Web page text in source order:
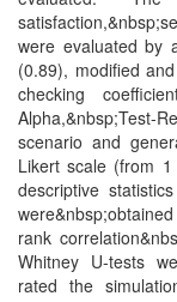
were evaluated by
(0.89), modified
checking
scenario and
Likert scale (from
descriptive
rank
Whitney U-tests
rated the